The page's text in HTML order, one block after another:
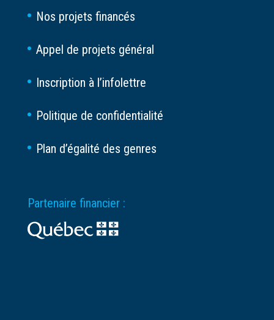
Nos projets financés
Appel de projets général
Inscription à l’infolettre
Politique de confidentialité
Plan d’égalité des genres
Partenaire financier :